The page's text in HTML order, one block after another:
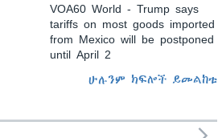
VOA60 World - Trump says
tariffs on most goods imported
from Mexico will be postponed
until April 2
ሁሉንም ክፍሎች ይመልከቱ